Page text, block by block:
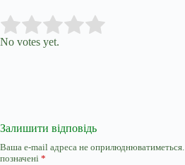
Rate this item:
No votes yet.
Залишити відповідь
Ваша e-mail адреса не оприлюднюватиметься.
позначені *